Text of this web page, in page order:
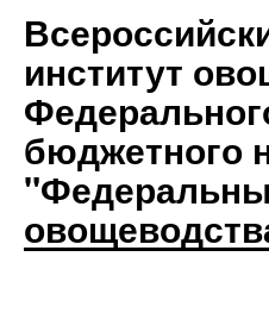
институт
бюджетного